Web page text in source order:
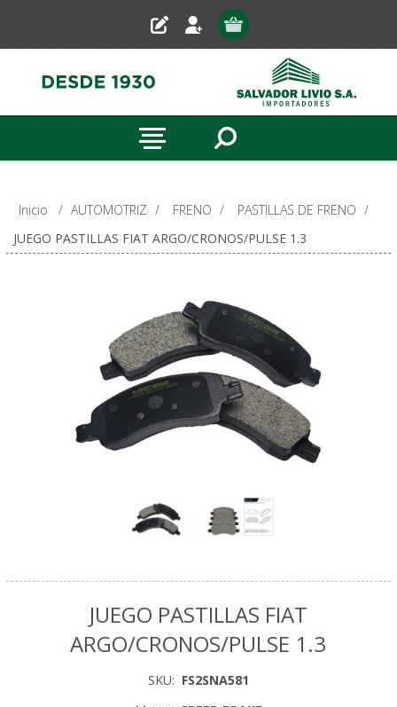
Inicio / AUTOMOTRIZ / FRENO / PASTILLAS DE FRENO /
JUEGO PASTILLAS FIAT ARGO/CRONOS/PULSE 1.3
JUEGO PASTILLAS FIAT
ARGO/CRONOS/PULSE 1.3
SKU: FS2SNA581